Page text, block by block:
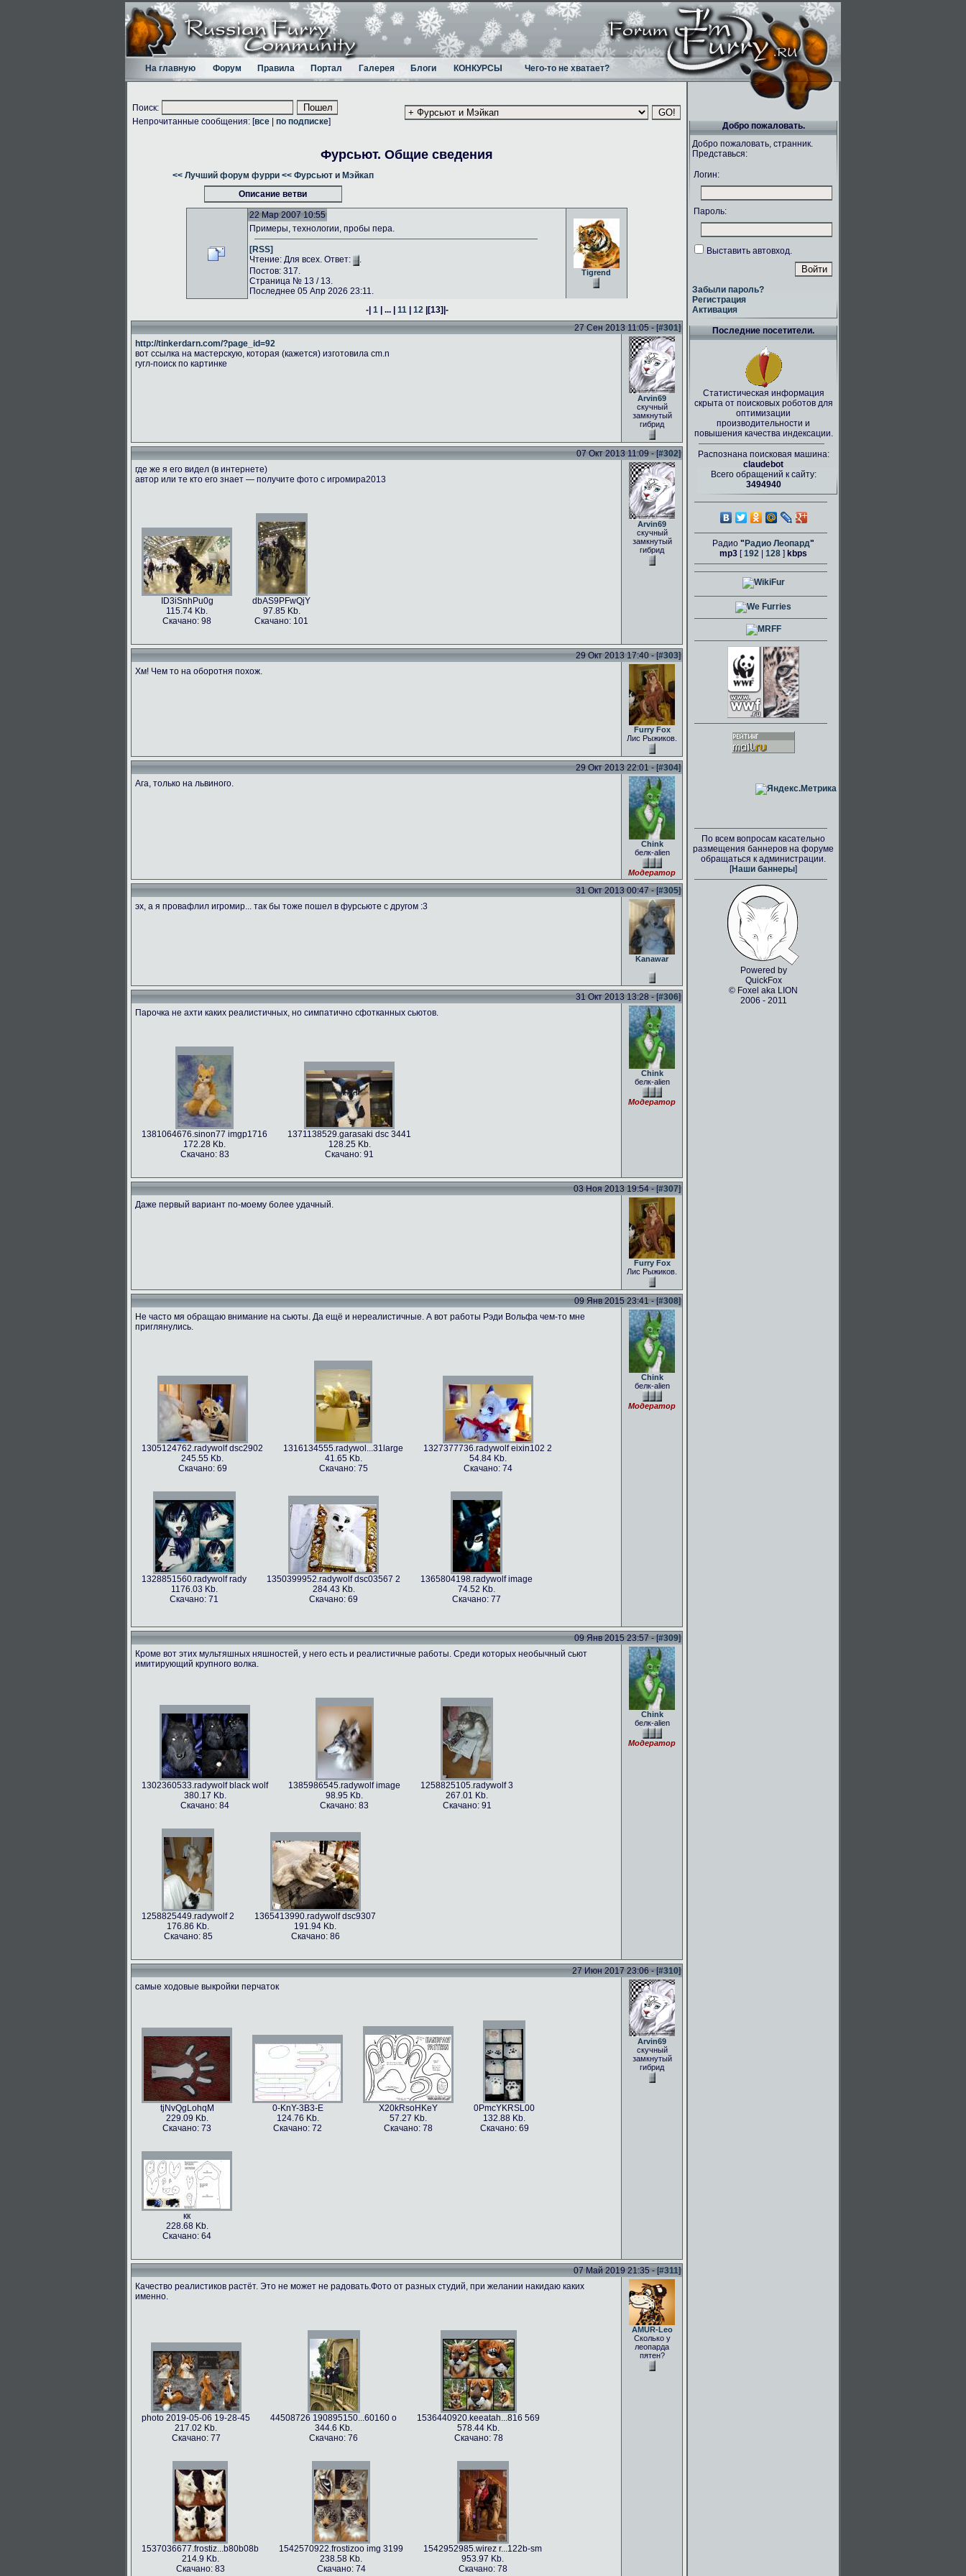
На главную Форум Правила Портал Галерея Блоги КОНКУРСЫ Чего-то не хватает?
Поиск:
Непрочитанные сообщения: [все по подписке]
Фурсьют. Общие сведения
<< Лучший форум фурри << Фурсьют и Мэйкап
Описание ветви
22 Мар 2007 10:55
Tigrend
Примеры, технологии, пробы пера.
[RSS]
Чтение: Для всех. Ответ:
.
Постов: 317.
Страница № 13 / 13.
Последнее 05 Апр 2026 23:11.
-| 1| ... | 11| 12|[13]|-
27 Сен 2013 11:05 - [#301]
http://tinkerdarn.com/?page_id=92
вот ссылка на мастерскую, которая (кажется) изготовила cm.n
гугл-поиск по картинке
Arvin69
скучный
замкнутый
гибрид
07 Окт 2013 11:09 - [#302]
где же я его видел (в интернете)
автор или те кто его знает — получите фото с игромира2013
ID3iSnhPu0g
115.74 Kb.
Скачано: 98
dbAS9PFwQjY
97.85 Kb.
Скачано: 101
Arvin69
скучный
замкнутый
гибрид
29 Окт 2013 17:40 - [#303]
Хм! Чем то на оборотня похож.
Furry Fox
Лис Рыжиков.
29 Окт 2013 22:01 - [#304]
Ага, только на львиного.
Chink
белк-alien
Модератор
31 Окт 2013 00:47 - [#305]
эх, а я провафлил игромир... так бы тоже пошел в фурсьюте с другом :3
Kanawar
31 Окт 2013 13:28 - [#306]
Парочка не ахти каких реалистичных, но симпатично сфотканных сьютов.
1381064676.sinon77 imgp1716
172.28 Kb.
Скачано: 83
1371138529.garasaki dsc 3441
128.25 Kb.
Скачано: 91
Chink
белк-alien
Модератор
03 Ноя 2013 19:54 - [#307]
Даже первый вариант по-моему более удачный.
Furry Fox
Лис Рыжиков.
09 Янв 2015 23:41 - [#308]
Не часто мя обращаю внимание на сьюты. Да ещё и нереалистичные. А вот работы Рэди Вольфа чем-то мне
приглянулись.
1305124762.radywolf dsc2902
245.55 Kb.
Скачано: 69
1316134555.radywol...31large
41.65 Kb.
Скачано: 75
1327377736.radywolf eixin102 2
54.84 Kb.
Скачано: 74
1328851560.radywolf rady
1176.03 Kb.
Скачано: 71
1350399952.radywolf dsc03567 2
284.43 Kb.
Скачано: 69
1365804198.radywolf image
74.52 Kb.
Скачано: 77
60.91 Kb.
Скачано: 79
1375506317.radywolf ao
492.86 Kb.
Скачано: 62
1389817170.radywolf image
351.3 Kb.
Скачано: 71
1393372244.radywolf eixin-20
3836.44 Kb.
Скачано: 70
1394357978.radywolf image
82.75 Kb.
Скачано: 70
Chink
белк-alien
Модератор
09 Янв 2015 23:57 - [#309]
Кроме вот этих мультяшных няшностей, у него есть и реалистичные работы. Среди которых необычный сьют
имитирующий крупного волка.
1302360533.radywolf black wolf
380.17 Kb.
Скачано: 84
1385986545.radywolf image
98.95 Kb.
Скачано: 83
1258825105.radywolf 3
267.01 Kb.
Скачано: 91
1258825449.radywolf 2
176.86 Kb.
Скачано: 85
1365413990.radywolf dsc9307
191.94 Kb.
Скачано: 86
Chink
белк-alien
Модератор
27 Июн 2017 23:06 - [#310]
самые ходовые выкройки перчаток
tjNvQgLohqM
229.09 Kb.
Скачано: 73
0-KnY-3B3-E
124.76 Kb.
Скачано: 72
X20kRsoHKeY
57.27 Kb.
Скачано: 78
0PmcYKRSL00
132.88 Kb.
Скачано: 69
кк
228.68 Kb.
Скачано: 64
Arvin69
скучный
замкнутый
гибрид
07 Май 2019 21:35 - [#311]
Качество реалистиков растёт. Это не может не радовать.Фото от разных студий, при желании накидаю каких
именно.
photo 2019-05-06 19-28-45
217.02 Kb.
Скачано: 77
44508726 190895150...60160 o
344.6 Kb.
Скачано: 76
1536440920.keeatah...816 569
578.44 Kb.
Скачано: 78
1537036677.frostiz...b80b08b
214.9 Kb.
Скачано: 83
1542570922.frostizoo img 3199
238.58 Kb.
Скачано: 74
1542952985.wirez r...122b-sm
953.97 Kb.
Скачано: 78
AMUR-Leo
Сколько у
леопарда
пятен?
Добро пожаловать.
Добро пожаловать, странник.
Представься:
Логин:
Пароль:
Выставить автовход.
Забыли пароль?
Регистрация
Активация
Последние посетители.
Статистическая информация
скрыта от поисковых роботов для
оптимизации
производительности и
повышения качества индексации.
Распознана поисковая машина:
claudebot
Всего обращений к сайту:
3494940
Радио " Радио Леопард"
mp3 [192 128 ] kbps
По всем вопросам касательно
размещения баннеров на форуме
обращаться к администрации.
[Наши баннеры]
Powered by
QuickFox
© Foxel aka LION
2006 - 2011